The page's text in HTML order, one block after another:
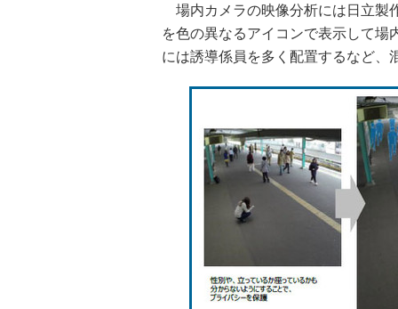
場内カメラの映像分析には日立製
を色の異なるアイコンで表示して場
には誘導係員を多く配置するなど、